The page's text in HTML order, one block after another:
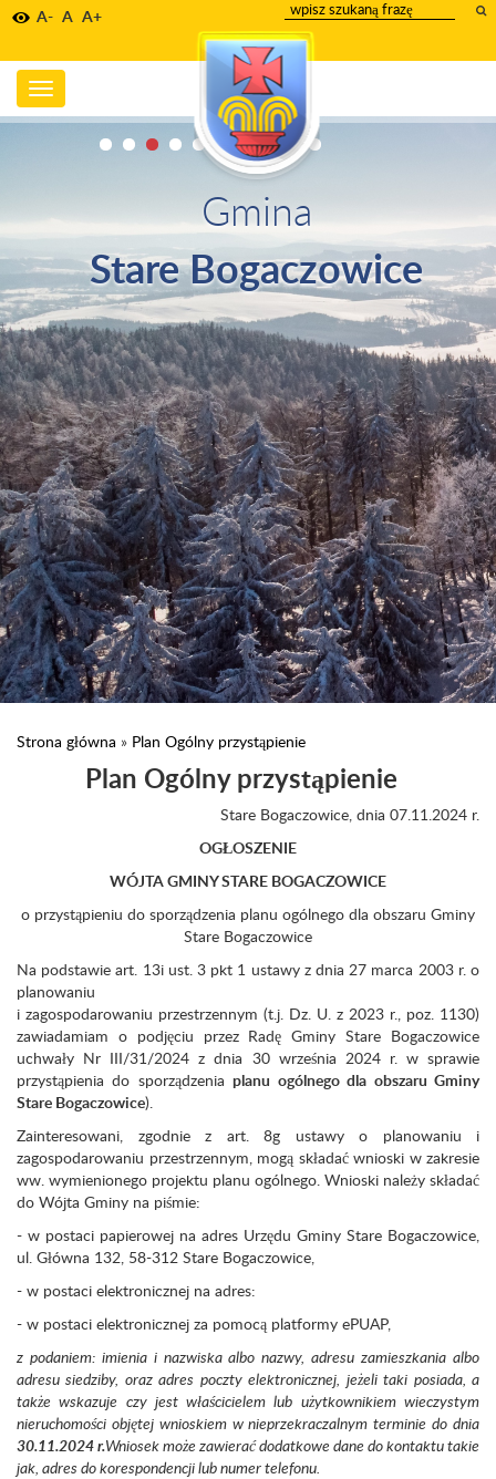
A- A A+
wpisz
szukany
tekst
Toggle
navigation
Gmina
Stare Bogaczowice
Strona główna » Plan Ogólny przystąpienie
Plan Ogólny przystąpienie
Stare Bogaczowice, dnia 07.11.2024 r.
OGŁOSZENIE
WÓJTA GMINY STARE BOGACZOWICE
o przystąpieniu do sporządzenia planu ogólnego dla obszaru Gminy
Stare Bogaczowice
Na podstawie art. 13i ust. 3 pkt 1 ustawy z dnia 27 marca 2003 r. o
planowaniu
i zagospodarowaniu przestrzennym (t.j. Dz. U. z 2023 r., poz. 1130)
zawiadamiam o podjęciu przez Radę Gminy Stare Bogaczowice
uchwały Nr III/31/2024 z dnia 30 września 2024 r. w sprawie
przystąpienia do sporządzeniaplanu ogólnego dla obszaru Gminy
Stare Bogaczowice).
Zainteresowani, zgodnie z art. 8g ustawy o planowaniu i
zagospodarowaniu przestrzennym, mogą składać wnioski w zakresie
ww. wymienionego projektu planu ogólnego. Wnioski należy składać
do Wójta Gminy na piśmie:
- w postaci papierowej na adres Urzędu Gminy Stare Bogaczowice,
ul. Główna 132, 58-312 Stare Bogaczowice,
- w postaci elektronicznej na adres:
- w postaci elektronicznej za pomocą platformy ePUAP,
z podaniem: imienia i nazwiska albo nazwy, adresu zamieszkania albo
adresu siedziby, oraz adres poczty elektronicznej, jeżeli taki posiada, a
także wskazuje czy jest właścicielem lub użytkownikiem wieczystym
nieruchomości objętej wnioskiem w nieprzekraczalnym terminie do dnia
30.11.2024 r.Wniosek może zawierać dodatkowe dane do kontaktu takie
jak, adres do korespondencji lub numer telefonu.